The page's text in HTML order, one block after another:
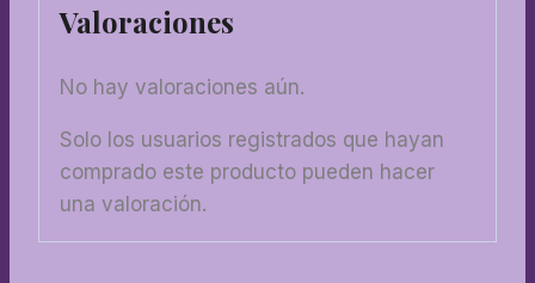
Valoraciones
No hay valoraciones aún.
Solo los usuarios registrados que hayan
comprado este producto pueden hacer
una valoración.